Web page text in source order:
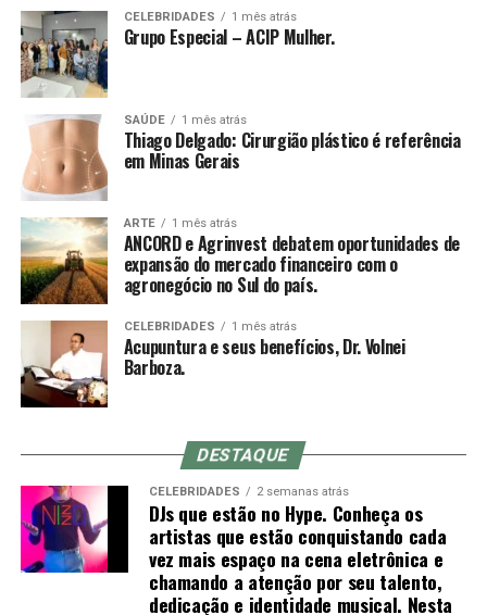
As primeiras técnicas são usadas em padrões de
deficiência, as últimas em padrões de excesso de energia.
[61] O de-qi é mais importante na acupuntura chinesa,
enquanto os pacientes ocidentais e japoneses podem
não considerá-lo uma parte necessária do tratamento.
[52]
Práticas relacionadas
Do-in, uma forma não invasiva de trabalho corporal, usa
pressão física aplicada aos acupontos por meio das
acupuntura é, frequentemente, acompanhada de
moxabustão, a queima de preparações cônicas de moxa
(feitas a partir de várias espécies do gênero Artemisia
secas) sobre ou próximo à pele, frequentemente porém
nem sempre em acupontos ou próximo a eles.
Tradicionalmente, a acupuntura é usada para tratar
doenças agudas, enquanto a moxabustão é usada para
CELEBRIDADES 1 mês atrás
Grupo Especial – ACIP Mulher.
SAÚDE 1 mês atrás
Thiago Delgado: Cirurgião plástico é referência
em Minas Gerais
ARTE 1 mês atrás
ANCORD e Agrinvest debatem oportunidades de
expansão do mercado financeiro com o
agronegócio no Sul do país.
CELEBRIDADES 1 mês atrás
Acupuntura e seus benefícios, Dr. Volnei
Barboza.
DESTAQUE
CELEBRIDADES 2 semanas atrás
DJs que estão no Hype. Conheça os
artistas que estão conquistando cada
vez mais espaço na cena eletrônica e
chamando a atenção por seu talento,
dedicação e identidade musical. Nesta